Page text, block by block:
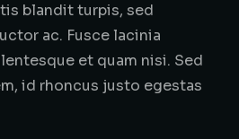
blandit turpis, sed
ac. Fusce lacinia
et quam nisi. Sed
id rhoncus justo egestas